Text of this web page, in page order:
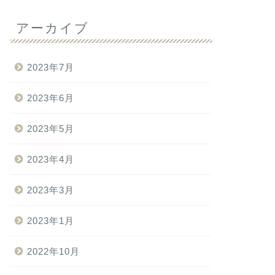
アーカイブ
2023年7月
2023年6月
2023年5月
2023年4月
2023年3月
2023年1月
2022年10月